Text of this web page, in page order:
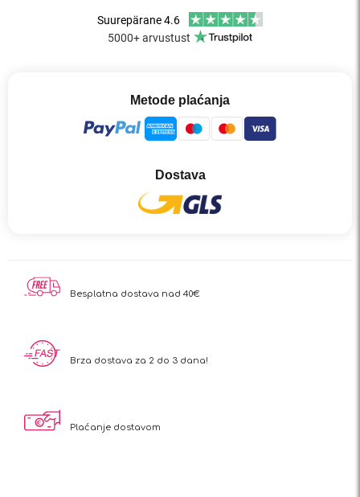
Metode plaćanja
Dostava
Besplatna dostava nad 40€
Brza dostava za 2 do 3 dana!
Plaćanje dostavom